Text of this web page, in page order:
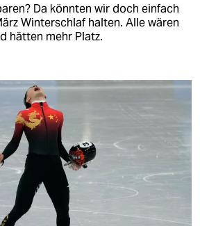
Da könnten wir doch einfach
Winterschlaf halten. Alle wären
hätten mehr Platz.